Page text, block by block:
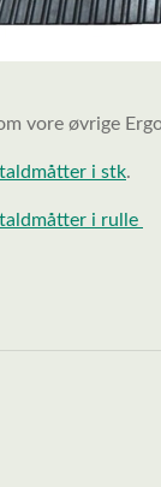
vore øvrige
i stk.
i rulle